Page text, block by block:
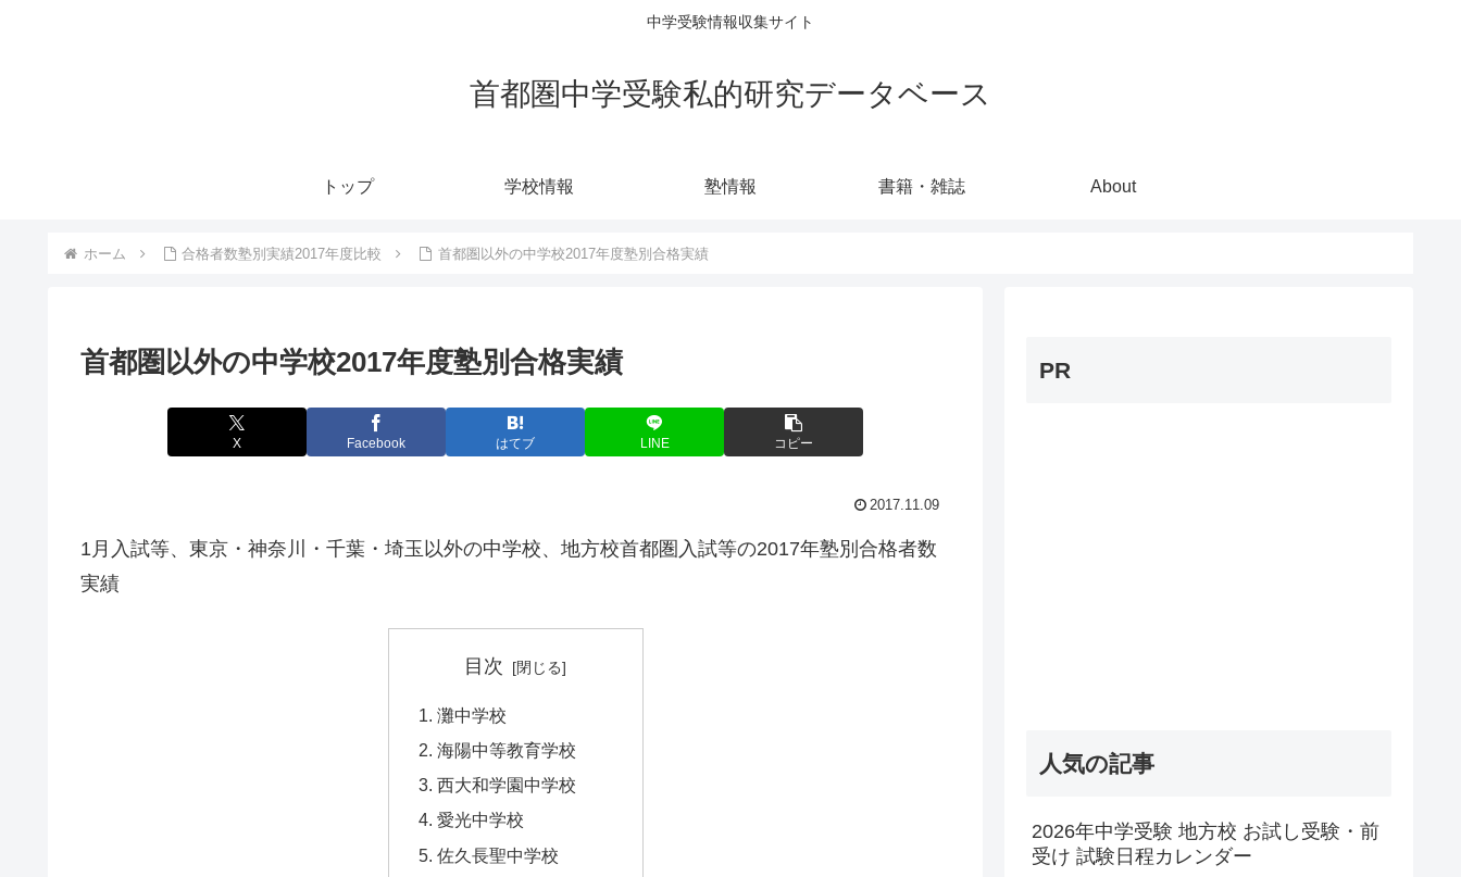
中学受験情報収集サイト
首都圏中学受験私的研究データベース
トップ 学校情報 塾情報 書籍・雑誌 About
ホーム 合格者数塾別実績2017年度比較 首都圏以外の中学校2017年度塾別合格実績
首都圏以外の中学校2017年度塾別合格実績
X Facebook はてブ LINE コピー
2017.11.09
1月入試等、東京・神奈川・千葉・埼玉以外の中学校、地方校首都圏入試等の2017年塾別合格者数
実績
目次
灘中学校
海陽中等教育学校
西大和学園中学校
愛光中学校
佐久長聖中学校
PR
人気の記事
2026年中学受験 地方校 お試し受験・前
受け 試験日程カレンダー